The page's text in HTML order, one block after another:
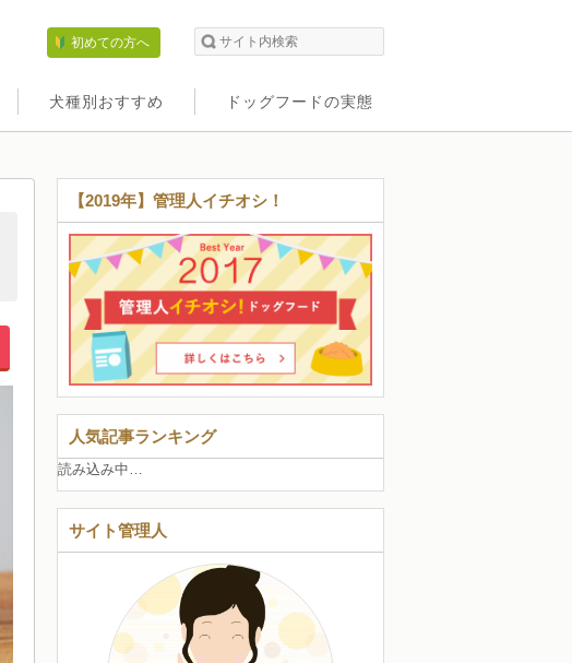
初めての方へ
犬種別おすすめ ドッグフードの実態
【2019年】管理人イチオシ！
人気記事ランキング
読み込み中…
サイト管理人